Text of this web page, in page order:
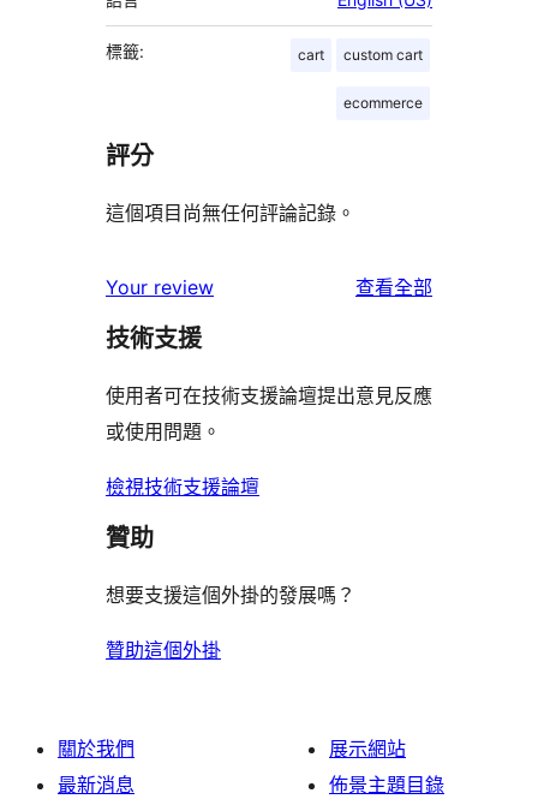
標籤: cart custom cart
ecommerce
評分
這個項目尚無任何評論記錄。
Your review 查看全部
評
技術支援
使用者可在技術支援論壇提出意見反應
或使用問題。
檢視技術支援論壇
贊助
想要支援這個外掛的發展嗎？
贊助這個外掛
關於我們
最新消息
展示網站
佈景主題目錄